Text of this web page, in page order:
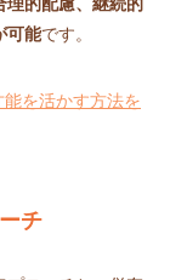
理的配慮、継続的
可能です。
を活かす方法を
チ